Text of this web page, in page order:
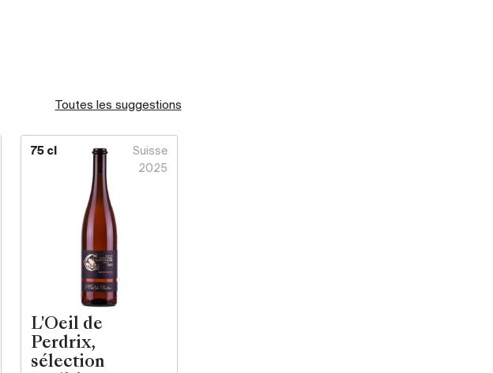
Toutes les suggestions
75 cl
Suisse
2025
L'Oeil de
Perdrix,
sélection